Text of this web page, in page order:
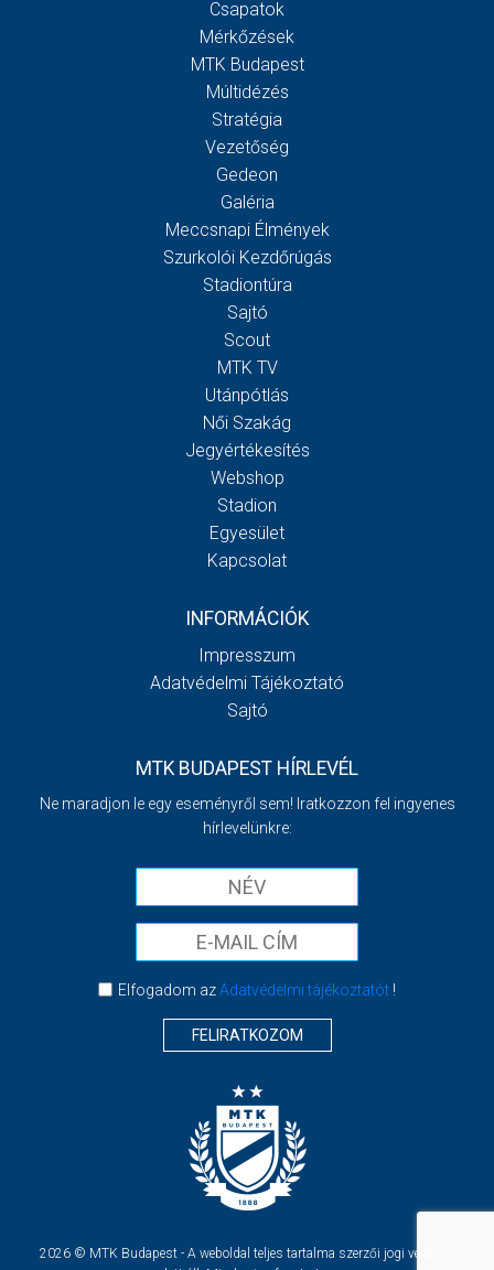
Csapatok
Mérkőzések
MTK Budapest
Múltidézés
Stratégia
Vezetőség
Gedeon
Galéria
Meccsnapi Élmények
Szurkolói Kezdőrúgás
Stadiontúra
Sajtó
Scout
MTK TV
Utánpótlás
Női Szakág
Jegyértékesítés
Webshop
Stadion
Egyesület
Kapcsolat
INFORMÁCIÓK
Impresszum
Adatvédelmi Tájékoztató
Sajtó
MTK BUDAPEST HÍRLEVÉL
Ne maradjon le egy eseményről sem! Iratkozzon fel ingyenes
hírlevelünkre:
Elfogadom azAdatvédelmi tájékoztatót!
FELIRATKOZOM
2026 © MTK Budapest - A weboldal teljes tartalma szerzői jogi védelem